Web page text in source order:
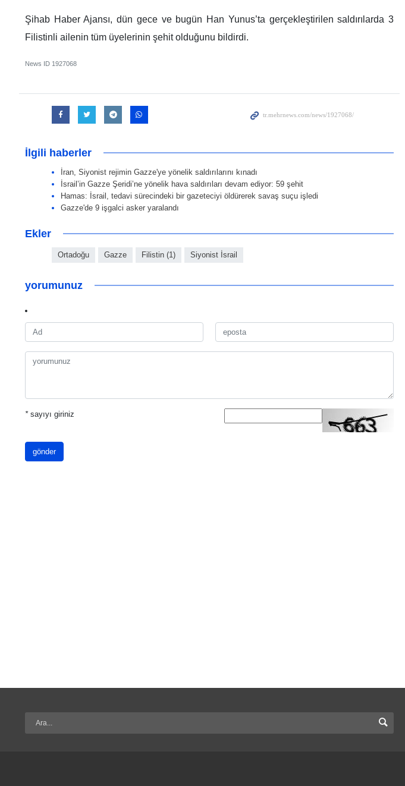
Şihab Haber Ajansı, dün gece ve bugün Han Yunus’ta gerçekleştirilen saldırılarda 3
Filistinli ailenin tüm üyelerinin şehit olduğunu bildirdi.
News ID 1927068
İlgili haberler
İran, Siyonist rejimin Gazze'ye yönelik saldırılarını kınadı
İsrail’in Gazze Şeridi’ne yönelik hava saldırıları devam ediyor: 59 şehit
Hamas: İsrail, tedavi sürecindeki bir gazeteciyi öldürerek savaş suçu işledi
Gazze'de 9 işgalci asker yaralandı
Ekler
Ortadoğu Gazze Filistin (1) Siyonist İsrail
yorumunuz
*sayıyı giriniz
gönder